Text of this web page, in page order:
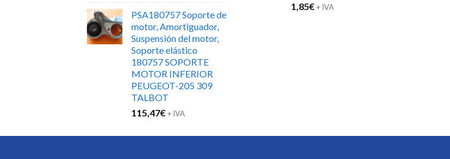
PSA180757 Soporte de
motor, Amortiguador,
Suspensión del motor,
Soporte elástico
180757 SOPORTE
MOTOR INFERIOR
PEUGEOT-205 309
TALBOT
115,47€+ IVA
1,85€+ IVA